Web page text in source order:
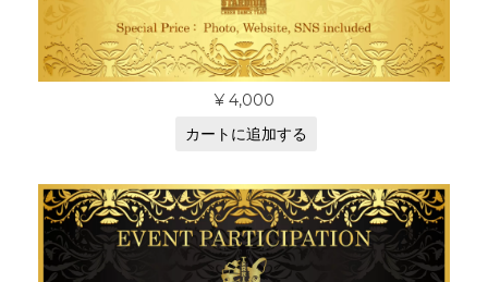
¥4,000
カートに追加する